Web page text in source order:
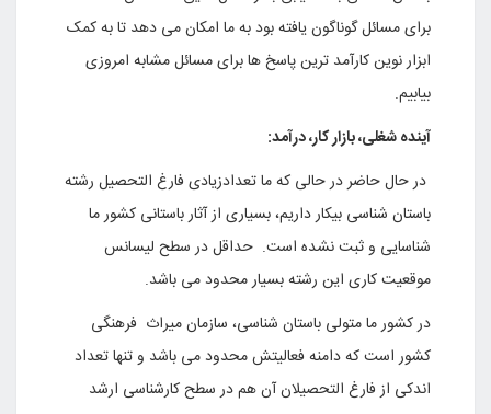
برای مسائل گوناگون یافته بود به ما امکان می دهد تا به کمک
ابزار نوین کارآمد ترین پاسخ ها برای مسائل مشابه امروزی
بیابیم.
آینده شغلی، بازار کار، درآمد:
در حال حاضر در حالی که ما تعدادزیادی فارغ التحصیل رشته
باستان شناسی بیکار داریم، بسیاری از آثار باستانی کشور ما
شناسایی و ثبت نشده است. حداقل در سطح لیسانس
موقعیت کاری این رشته بسیار محدود می باشد.
در کشور ما متولی باستان شناسی، سازمان میراث فرهنگی
کشور است که دامنه فعالیتش محدود می باشد و تنها تعداد
اندکی از فارغ التحصیلان آن هم در سطح کارشناسی ارشد